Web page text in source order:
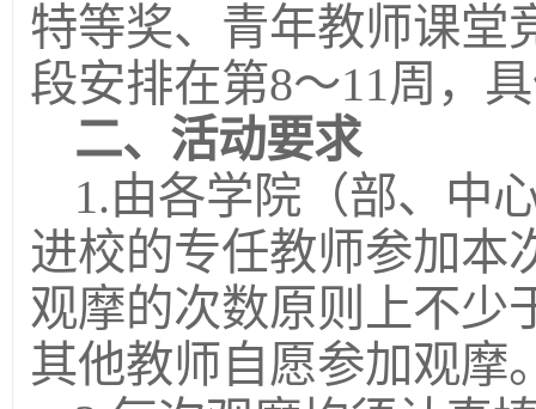
特等奖、青年教师课堂
段安排在第8～11周，
二、活动要求
1.由各学院（部、中
进校的专任教师参加本
观摩的次数原则上不少
其他教师自愿参加观摩